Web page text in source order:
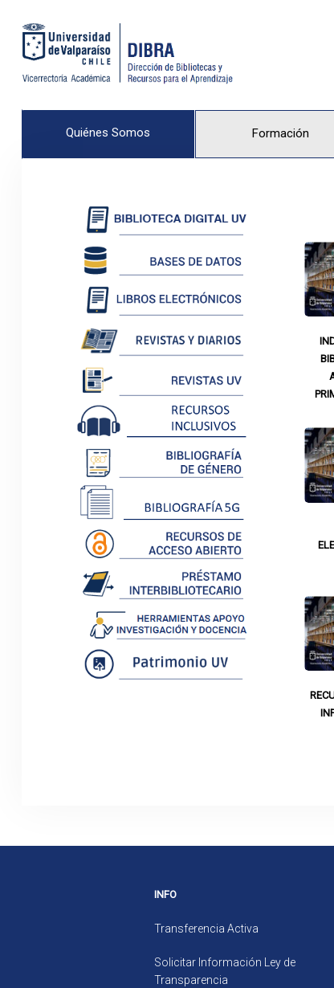
Quiénes Somos Formación
INFO
Transferencia Activa
Solicitar Información Ley de
Transparencia